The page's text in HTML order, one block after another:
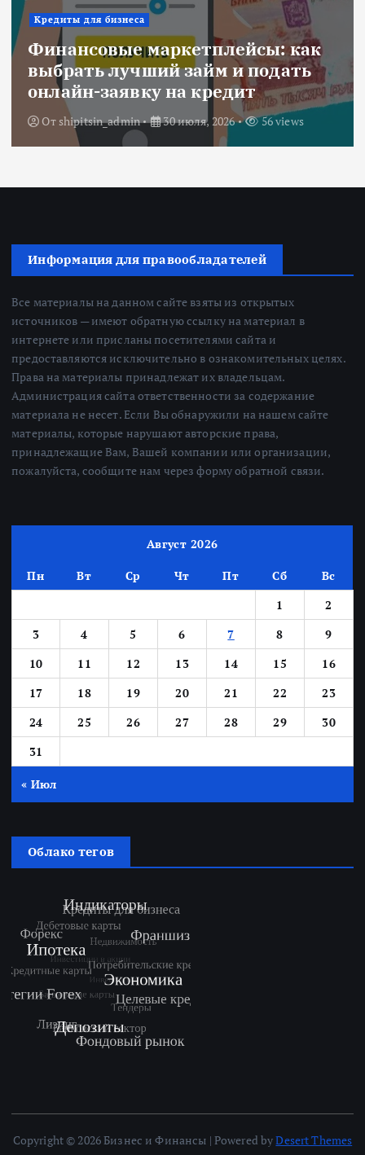
Кредиты для бизнеса
Финансовые маркетплейсы: как
выбрать лучший займ и подать
онлайн-заявку на кредит
От shipitsin_admin 30 июля, 2026 56 views
Информация для правообладателей
Все материалы на данном сайте взяты из открытых
источников — имеют обратную ссылку на материал в
интернете или присланы посетителями сайта и
предоставляются исключительно в ознакомительных целях.
Права на материалы принадлежат их владельцам.
Администрация сайта ответственности за содержание
материала не несет. Если Вы обнаружили на нашем сайте
материалы, которые нарушают авторские права,
принадлежащие Вам, Вашей компании или организации,
пожалуйста, сообщите нам через форму обратной связи.
Август 2026
Пн Вт Ср Чт Пт Сб
Вс
1
2
3
4 5 6 7 8
9
10
11 12 13 14 15
16
17
18 19 20 21 22
23
24
25 26 27 28 29
30
31
« Июл
Облако тегов
Copyright © 2026 Бизнес и Финансы | Powered byDesert Themes